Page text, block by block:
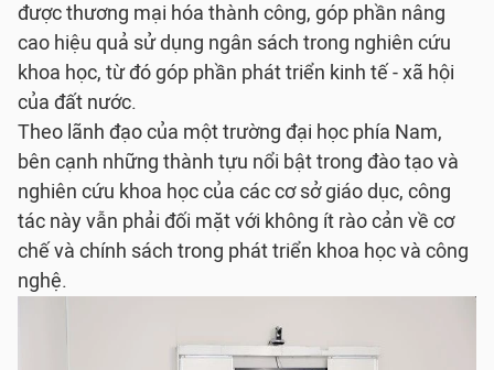
được thương mại hóa thành công, góp phần nâng
cao hiệu quả sử dụng ngân sách trong nghiên cứu
khoa học, từ đó góp phần phát triển kinh tế - xã hội
của đất nước.
Theo lãnh đạo của một trường đại học phía Nam,
bên cạnh những thành tựu nổi bật trong đào tạo và
nghiên cứu khoa học của các cơ sở giáo dục, công
tác này vẫn phải đối mặt với không ít rào cản về cơ
chế và chính sách trong phát triển khoa học và công
nghệ.